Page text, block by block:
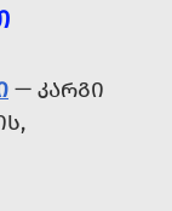
— ᲙᲐᲠᲒᲘ